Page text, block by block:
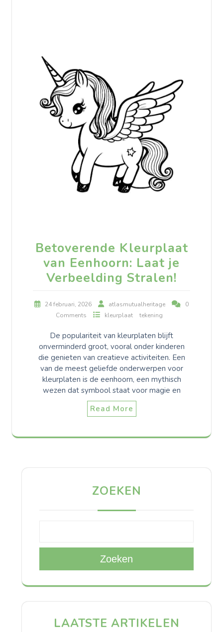
Betoverende Kleurplaat
van Eenhoorn: Laat je
Verbeelding Stralen!
24 februari, 2026 atlasmutualheritage
0
Comments
kleurplaat tekening
De populariteit van kleurplaten blijft
onverminderd groot, vooral onder kinderen
die genieten van creatieve activiteiten. Een
van de meest geliefde onderwerpen voor
kleurplaten is de eenhoorn, een mythisch
wezen dat symbool staat voor magie en
Read More
ZOEKEN
Zoeken
LAATSTE ARTIKELEN